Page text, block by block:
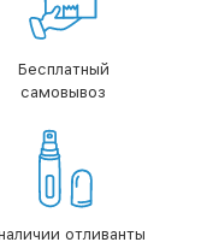
Бесплатный
самовывоз
отливанты